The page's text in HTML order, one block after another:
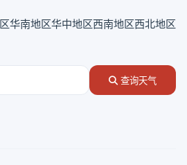
华南地区华中地区西南地区西北地区
查询天气